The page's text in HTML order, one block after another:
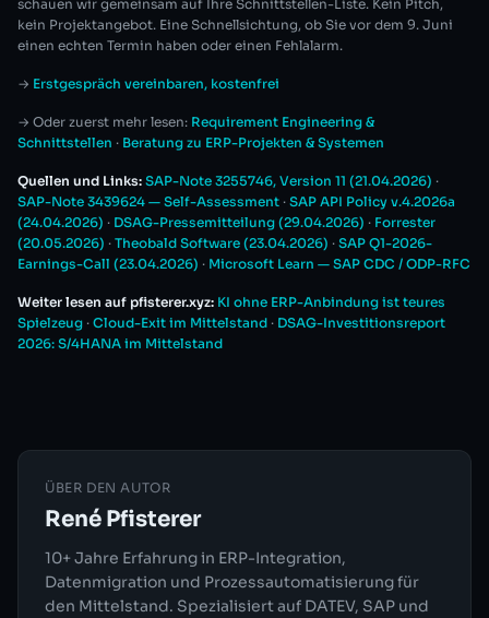
schauen wir gemeinsam auf Ihre Schnittstellen-Liste. Kein Pitch,
kein Projektangebot. Eine Schnellsichtung, ob Sie vor dem 9. Juni
einen echten Termin haben oder einen Fehlalarm.
→ Erstgespräch vereinbaren, kostenfrei
→ Oder zuerst mehr lesen: Requirement Engineering &
Schnittstellen · Beratung zu ERP-Projekten & Systemen
Quellen und Links: SAP-Note 3255746, Version 11 (21.04.2026) ·
SAP-Note 3439624 — Self-Assessment · SAP API Policy v.4.2026a
(24.04.2026) · DSAG-Pressemitteilung (29.04.2026) · Forrester
(20.05.2026) · Theobald Software (23.04.2026) · SAP Q1-2026-
Earnings-Call (23.04.2026) · Microsoft Learn — SAP CDC / ODP-RFC
Weiter lesen auf pfisterer.xyz: KI ohne ERP-Anbindung ist teures
Spielzeug · Cloud-Exit im Mittelstand · DSAG-Investitionsreport
2026: S/4HANA im Mittelstand
ÜBER DEN AUTOR
René Pfisterer
10+ Jahre Erfahrung in ERP-Integration,
Datenmigration und Prozessautomatisierung für
den Mittelstand. Spezialisiert auf DATEV, SAP und